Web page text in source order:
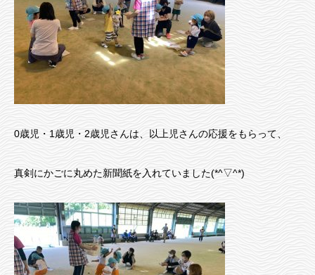
0歳児・1歳児・2歳児さんは、以上児さんの応援をもらって、
真剣にかごに丸めた新聞紙を入れていました(*^▽^*)